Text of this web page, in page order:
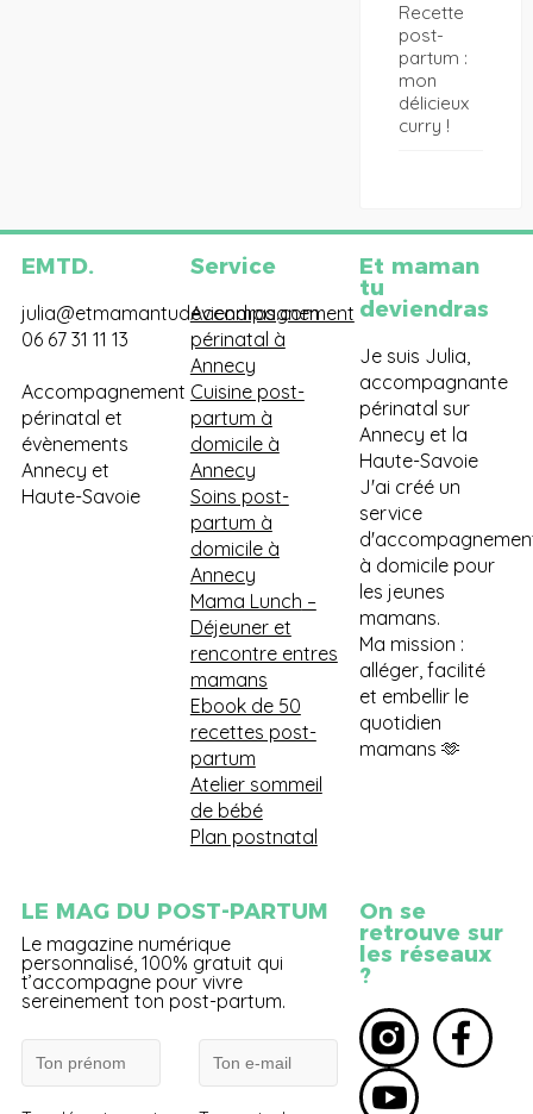
Recette
post-
partum :
mon
délicieux
curry !
EMTD.
julia@etmamantudeviendras.com
06 67 31 11 13
Accompagnement
périnatal et
évènements
Annecy et
Haute-Savoie
Service
Accompagnement
périnatal à
Annecy
Cuisine post-
partum à
domicile à
Annecy
Soins post-
partum à
domicile à
Annecy
Mama Lunch –
Déjeuner et
rencontre entres
mamans
Ebook de 50
recettes post-
partum
Atelier sommeil
de bébé
Plan postnatal
Et maman
tu
deviendras
Je suis Julia,
accompagnante
périnatal sur
Annecy et la
Haute-Savoie
J'ai créé un
service
à domicile pour
les jeunes
mamans.
Ma mission :
alléger, facilité
et embellir le
quotidien
mamans 🫶
LE MAG DU POST-PARTUM
Le magazine numérique
personnalisé, 100% gratuit qui
t’accompagne pour vivre
sereinement ton post-partum.
On se
retrouve sur
les réseaux
?